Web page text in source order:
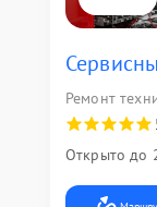
Ремонт
Открыто до